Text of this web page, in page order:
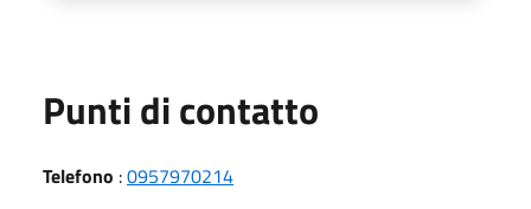
Punti di contatto
Telefono :0957970214